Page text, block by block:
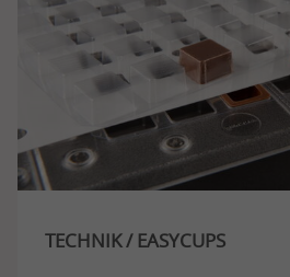
TECHNIK / EASYCUPS